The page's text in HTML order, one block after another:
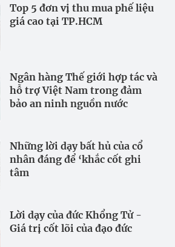
Top 5 đơn vị thu mua phế liệu
giá cao tại TP.HCM
Ngân hàng Thế giới hợp tác và
hỗ trợ Việt Nam trong đảm
bảo an ninh nguồn nước
Những lời dạy bất hủ của cổ
nhân đáng để ‘khắc cốt ghi
tâm
Lời dạy của đức Khổng Tử -
Giá trị cốt lõi của đạo đức